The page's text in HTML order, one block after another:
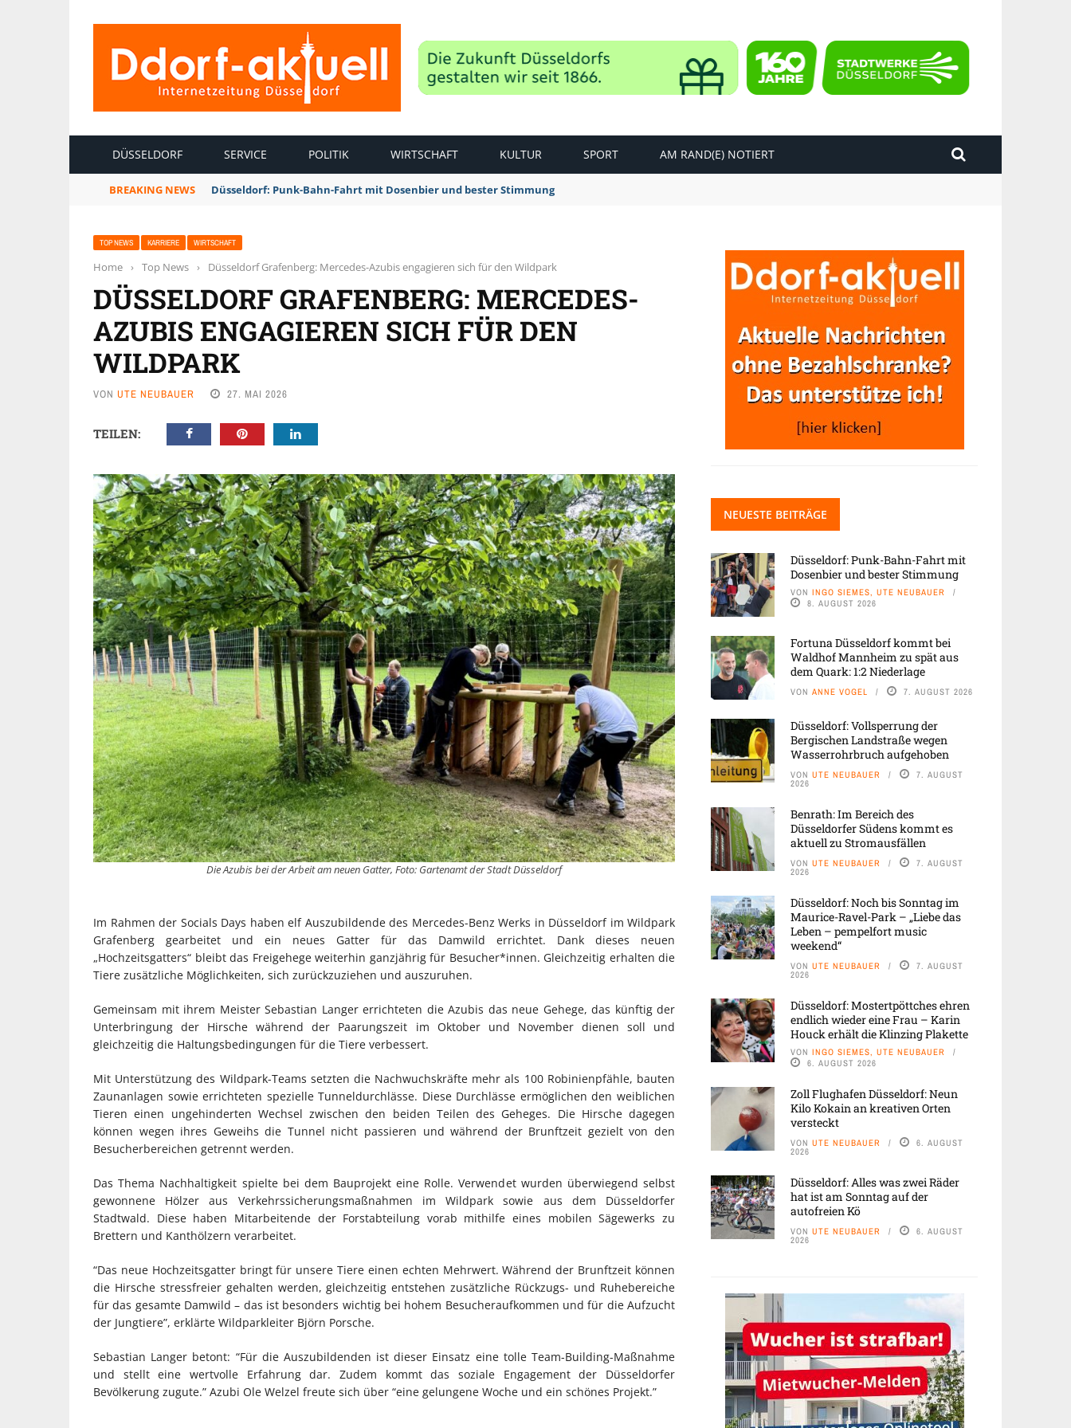
DÜSSELDORF SERVICE POLITIK WIRTSCHAFT KULTUR SPORT AM RAND(E) NOTIERT
BREAKING NEWS Düsseldorf: Punk-Bahn-Fahrt mit Dosenbier und bester Stimmung
TOP NEWS KARRIERE WIRTSCHAFT
Home › Top News › Düsseldorf Grafenberg: Mercedes-Azubis engagieren sich für den Wildpark
DÜSSELDORF GRAFENBERG: MERCEDES-
AZUBIS ENGAGIEREN SICH FÜR DEN
WILDPARK
VON UTE NEUBAUER 27. MAI 2026
TEILEN:
Die Azubis bei der Arbeit am neuen Gatter, Foto: Gartenamt der Stadt Düsseldorf
Im Rahmen der Socials Days haben elf Auszubildende des Mercedes-Benz Werks in Düsseldorf im Wildpark
Grafenberg gearbeitet und ein neues Gatter für das Damwild errichtet. Dank dieses neuen
„Hochzeitsgatters“ bleibt das Freigehege weiterhin ganzjährig für Besucher*innen. Gleichzeitig erhalten die
Tiere zusätzliche Möglichkeiten, sich zurückzuziehen und auszuruhen.
Gemeinsam mit ihrem Meister Sebastian Langer errichteten die Azubis das neue Gehege, das künftig der
Unterbringung der Hirsche während der Paarungszeit im Oktober und November dienen soll und
gleichzeitig die Haltungsbedingungen für die Tiere verbessert.
Mit Unterstützung des Wildpark-Teams setzten die Nachwuchskräfte mehr als 100 Robinienpfähle, bauten
Zaunanlagen sowie errichteten spezielle Tunneldurchlässe. Diese Durchlässe ermöglichen den weiblichen
Tieren einen ungehinderten Wechsel zwischen den beiden Teilen des Geheges. Die Hirsche dagegen
können wegen ihres Geweihs die Tunnel nicht passieren und während der Brunftzeit gezielt von den
Besucherbereichen getrennt werden.
Das Thema Nachhaltigkeit spielte bei dem Bauprojekt eine Rolle. Verwendet wurden überwiegend selbst
gewonnene Hölzer aus Verkehrssicherungsmaßnahmen im Wildpark sowie aus dem Düsseldorfer
Stadtwald. Diese haben Mitarbeitende der Forstabteilung vorab mithilfe eines mobilen Sägewerks zu
Brettern und Kanthölzern verarbeitet.
“Das neue Hochzeitsgatter bringt für unsere Tiere einen echten Mehrwert. Während der Brunftzeit können
die Hirsche stressfreier gehalten werden, gleichzeitig entstehen zusätzliche Rückzugs- und Ruhebereiche
für das gesamte Damwild – das ist besonders wichtig bei hohem Besucheraufkommen und für die Aufzucht
der Jungtiere”, erklärte Wildparkleiter Björn Porsche.
Sebastian Langer betont: “Für die Auszubildenden ist dieser Einsatz eine tolle Team-Building-Maßnahme
und stellt eine wertvolle Erfahrung dar. Zudem kommt das soziale Engagement der Düsseldorfer
Bevölkerung zugute.” Azubi Ole Welzel freute sich über “eine gelungene Woche und ein schönes Projekt.”
NEUESTE BEITRÄGE
Düsseldorf: Punk-Bahn-Fahrt mit
Dosenbier und bester Stimmung
VON INGO SIEMES, UTE NEUBAUER
8. AUGUST 2026
Fortuna Düsseldorf kommt bei
Waldhof Mannheim zu spät aus
dem Quark: 1:2 Niederlage
VON ANNE VOGEL 7. AUGUST 2026
Düsseldorf: Vollsperrung der
Bergischen Landstraße wegen
Wasserrohrbruch aufgehoben
VON UTE NEUBAUER 7. AUGUST
2026
Benrath: Im Bereich des
Düsseldorfer Südens kommt es
aktuell zu Stromausfällen
VON UTE NEUBAUER 7. AUGUST
2026
Düsseldorf: Noch bis Sonntag im
Maurice-Ravel-Park – „Liebe das
Leben – pempelfort music
weekend“
VON UTE NEUBAUER 7. AUGUST
2026
Düsseldorf: Mostertpöttches ehren
endlich wieder eine Frau – Karin
Houck erhält die Klinzing Plakette
VON INGO SIEMES, UTE NEUBAUER
6. AUGUST 2026
Zoll Flughafen Düsseldorf: Neun
Kilo Kokain an kreativen Orten
versteckt
VON UTE NEUBAUER 6. AUGUST
2026
Düsseldorf: Alles was zwei Räder
hat ist am Sonntag auf der
autofreien Kö
VON UTE NEUBAUER 6. AUGUST
2026